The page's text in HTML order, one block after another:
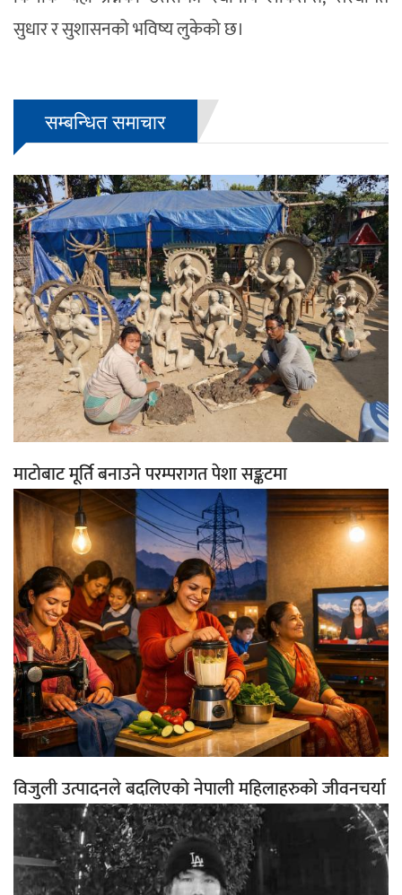
सुधार र सुशासनको भविष्य लुकेको छ।
सम्बन्धित समाचार
माटोबाट मूर्ति बनाउने परम्परागत पेशा सङ्कटमा
विजुली उत्पादनले बदलिएको नेपाली महिलाहरुको जीवनचर्या